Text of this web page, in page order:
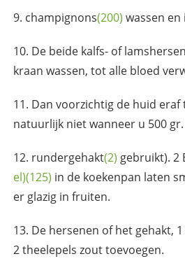
champignons(200) wassen en
De beide kalfs- of
kraan wassen, tot alle bloed
Dan voorzichtig de huid
natuurlijk niet wanneer u 500 gr.
rundergehakt(2) gebruikt). 2
el)(125) in de koekenpan laten
er glazig in fruiten.
De hersenen of het gehakt,
2 theelepels zout toevoegen.